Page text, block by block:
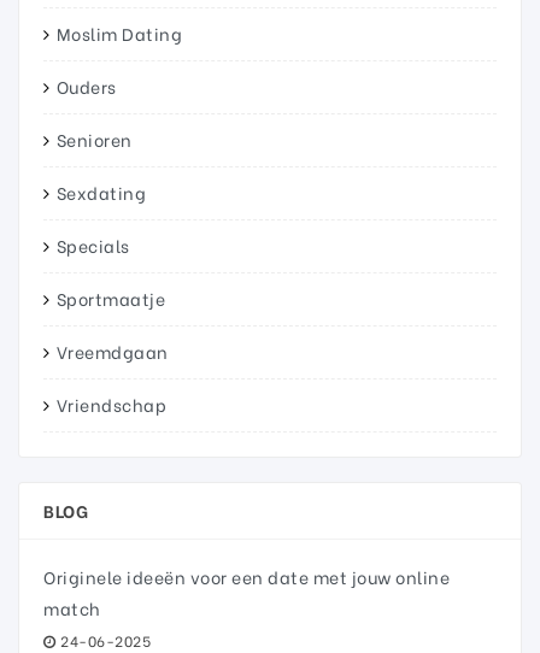
Moslim Dating
Ouders
Senioren
Sexdating
Specials
Sportmaatje
Vreemdgaan
Vriendschap
BLOG
Originele ideeën voor een date met jouw online
match
24-06-2025